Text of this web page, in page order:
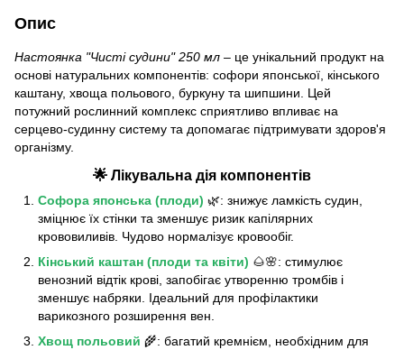
Опис
Настоянка "Чисті судини" 250 мл – це унікальний продукт на
основі натуральних компонентів: софори японської, кінського
каштану, хвоща польового, буркуну та шипшини. Цей
потужний рослинний комплекс сприятливо впливає на
серцево-судинну систему та допомагає підтримувати здоров'я
організму.
🌟 Лікувальна дія компонентів
Софора японська (плоди) 🌿: знижує ламкість судин,
зміцнює їх стінки та зменшує ризик капілярних
крововиливів. Чудово нормалізує кровообіг.
Кінський каштан (плоди та квіти) 🌰🌸: стимулює
венозний відтік крові, запобігає утворенню тромбів і
зменшує набряки. Ідеальний для профілактики
варикозного розширення вен.
Хвощ польовий 🌾: багатий кремнієм, необхідним для